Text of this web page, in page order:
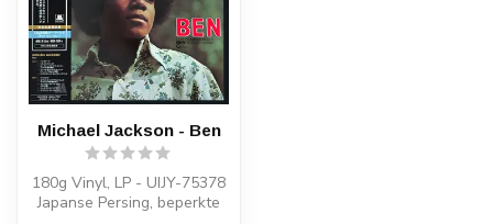
Michael Jackson - Ben
180g Vinyl, LP - UIJY-75378
Japanse Persing, beperkte